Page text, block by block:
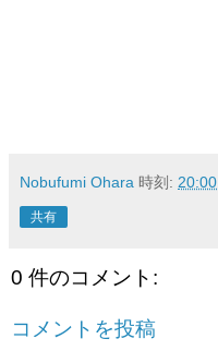
Nobufumi Ohara 時刻:
共有
0 件のコメント:
コメントを投稿